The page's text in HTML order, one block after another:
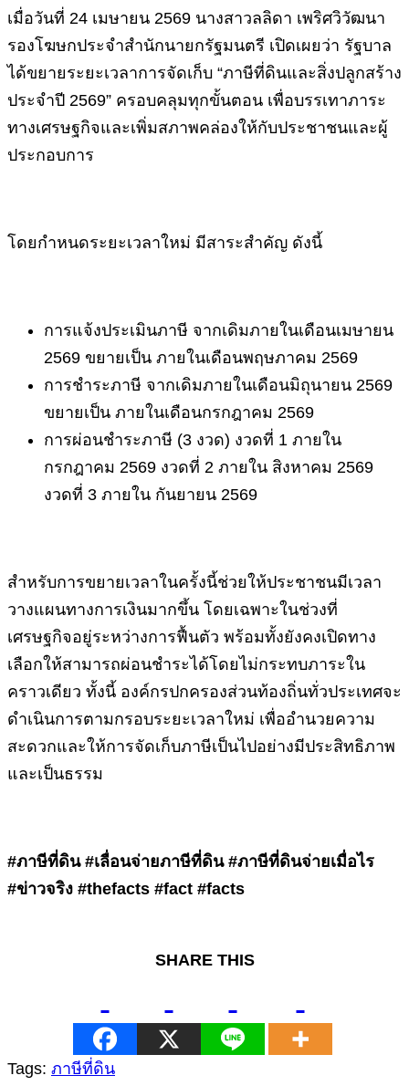
เมื่อวันที่ 24 เมษายน 2569 นางสาวลลิดา เพริศวิวัฒนา
รองโฆษกประจำสำนักนายกรัฐมนตรี เปิดเผยว่า รัฐบาล
ได้ขยายระยะเวลาการจัดเก็บ “ภาษีที่ดินและสิ่งปลูกสร้าง
ประจำปี 2569” ครอบคลุมทุกขั้นตอน เพื่อบรรเทาภาระ
ทางเศรษฐกิจและเพิ่มสภาพคล่องให้กับประชาชนและผู้
ประกอบการ
โดยกำหนดระยะเวลาใหม่ มีสาระสำคัญ ดังนี้
การแจ้งประเมินภาษี จากเดิมภายในเดือนเมษายน
2569 ขยายเป็น ภายในเดือนพฤษภาคม 2569
การชำระภาษี จากเดิมภายในเดือนมิถุนายน 2569
ขยายเป็น ภายในเดือนกรกฎาคม 2569
การผ่อนชำระภาษี (3 งวด) งวดที่ 1 ภายใน
กรกฎาคม 2569 งวดที่ 2 ภายใน สิงหาคม 2569
งวดที่ 3 ภายใน กันยายน 2569
สำหรับการขยายเวลาในครั้งนี้ช่วยให้ประชาชนมีเวลา
วางแผนทางการเงินมากขึ้น โดยเฉพาะในช่วงที่
เศรษฐกิจอยู่ระหว่างการฟื้นตัว พร้อมทั้งยังคงเปิดทาง
เลือกให้สามารถผ่อนชำระได้โดยไม่กระทบภาระใน
คราวเดียว ทั้งนี้ องค์กรปกครองส่วนท้องถิ่นทั่วประเทศจะ
ดำเนินการตามกรอบระยะเวลาใหม่ เพื่ออำนวยความ
สะดวกและให้การจัดเก็บภาษีเป็นไปอย่างมีประสิทธิภาพ
และเป็นธรรม
#ภาษีที่ดิน #เลื่อนจ่ายภาษีที่ดิน #ภาษีที่ดินจ่ายเมื่อไร
#ข่าวจริง #thefacts #fact #facts
SHARE THIS
Tags: ภาษีที่ดิน